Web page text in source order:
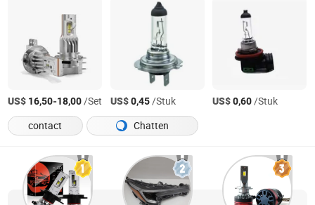
US$ 16,50-18,00/Set US$0,45/Stuk US$0,60/Stuk
contact
Chatten